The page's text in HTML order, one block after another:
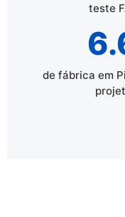
teste
de fábrica em